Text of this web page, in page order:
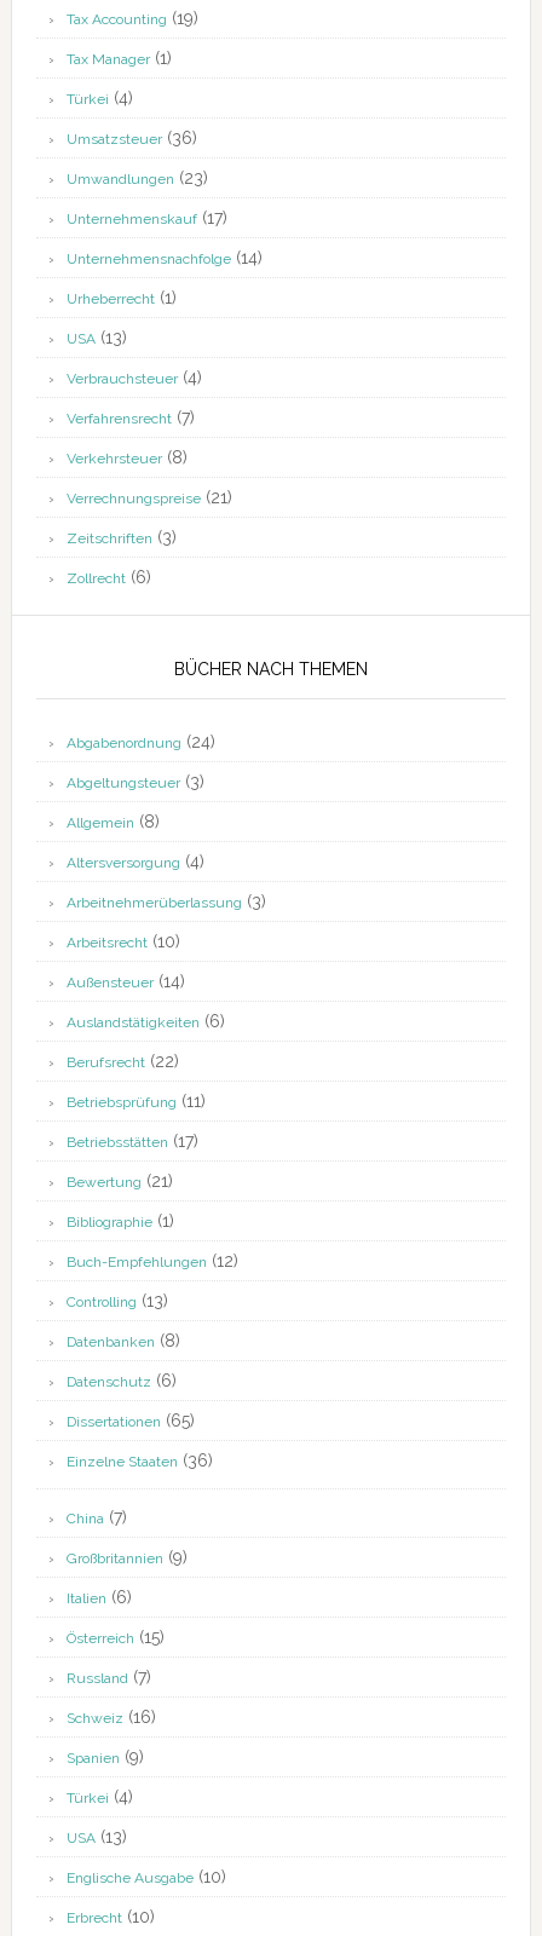
Tax Accounting (19)
Tax Manager(1)
Türkei (4)
Umsatzsteuer(36)
Umwandlungen (23)
Unternehmenskauf(17)
Unternehmensnachfolge(14)
Urheberrecht(1)
USA(13)
Verbrauchsteuer(4)
Verfahrensrecht(7)
Verkehrsteuer(8)
Verrechnungspreise(21)
Zeitschriften (3)
Zollrecht(6)
BÜCHER NACH THEMEN
Abgabenordnung (24)
Abgeltungsteuer(3)
Allgemein (8)
Altersversorgung (4)
Arbeitnehmerüberlassung (3)
Arbeitsrecht(10)
Außensteuer(14)
Auslandstätigkeiten (6)
Berufsrecht(22)
Betriebsprüfung (11)
Betriebsstätten (17)
Bewertung (21)
Bibliographie(1)
Buch-Empfehlungen (12)
Controlling (13)
Datenbanken (8)
Datenschutz (6)
Dissertationen (65)
Einzelne Staaten (36)
China(7)
Großbritannien (9)
Italien (6)
Österreich (15)
Russland(7)
Schweiz (16)
Spanien (9)
Türkei (4)
USA(13)
Englische Ausgabe(10)
Erbrecht(10)